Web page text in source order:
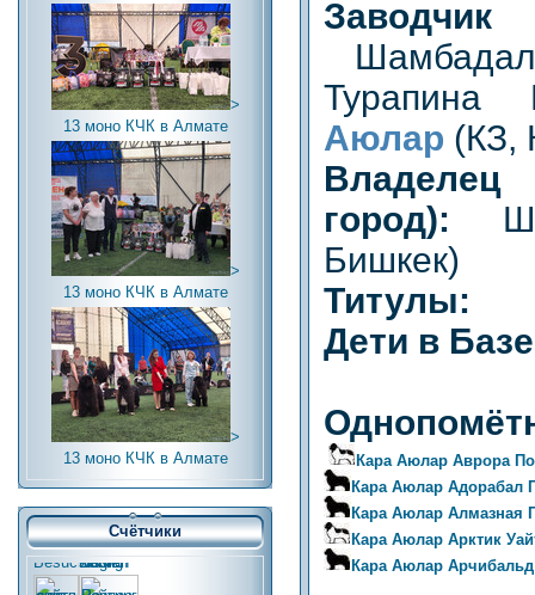
>
13 моно КЧК в Алмате
>
13 моно КЧК в Алмате
>
13 моно КЧК в Алмате
Счётчики
Заводчик
Аюлар (КЗ,
город):
Бишкек)
Титулы:
Дети в
Кара Аюлар Аврора
Кара Аюлар Адорабал
Кара Аюлар Алмазная
Кара Аюлар Арктик
Кара Аюлар